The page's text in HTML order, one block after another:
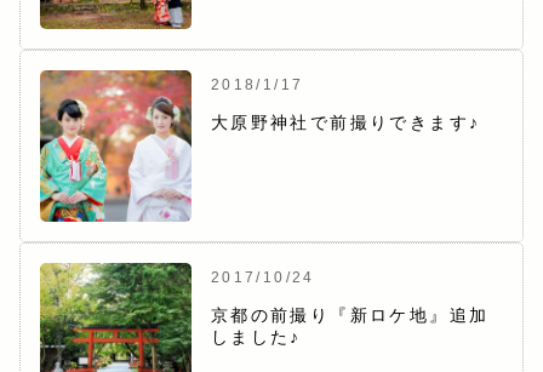
2018/1/17
大原野神社で前撮りできます♪
2017/10/24
京都の前撮り『新ロケ地』追加
しました♪